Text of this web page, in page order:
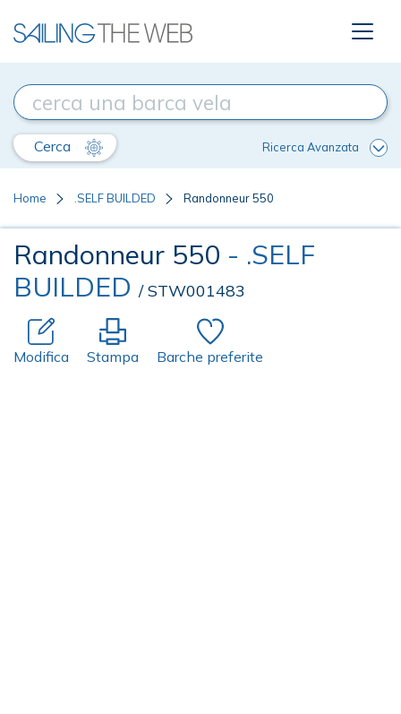
Cerca Ricerca Avanzata
Home .SELF BUILDED Randonneur 550
Randonneur 550 - .SELF
BUILDED / STW001483
Modifica Stampa Barche preferite